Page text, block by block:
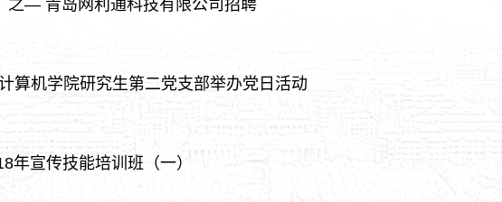
之— 青岛网利通科技有限公司招聘
机学院研究生第二党支部举办党日活动
年宣传技能培训班（一）